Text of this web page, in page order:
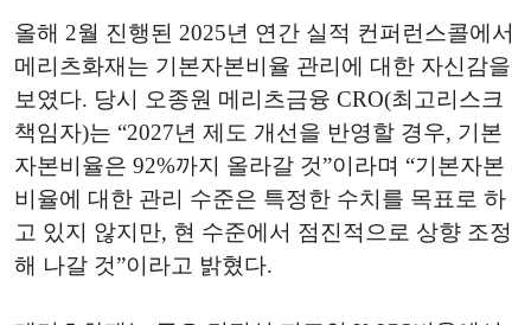
올해 2월 진행된 2025년 연간 실적 컨퍼런스콜에서
메리츠화재는 기본자본비율 관리에 대한 자신감을
보였다. 당시 오종원 메리츠금융 CRO(최고리스크
책임자)는 “2027년 제도 개선을 반영할 경우, 기본
자본비율은 92%까지 올라갈 것”이라며 “기본자본
비율에 대한 관리 수준은 특정한 수치를 목표로 하
고 있지 않지만, 현 수준에서 점진적으로 상향 조정
해 나갈 것”이라고 밝혔다.